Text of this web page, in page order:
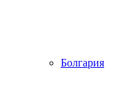
Болгария